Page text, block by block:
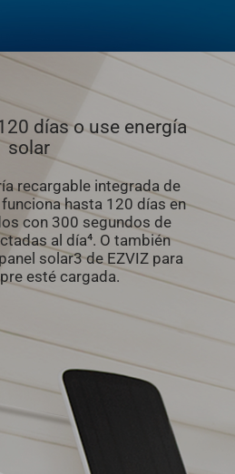
días o use energía
solar
recargable integrada de
hasta 120 días en
con 300 segundos de
al día⁴. O también
solar3 de EZVIZ para
esté cargada.